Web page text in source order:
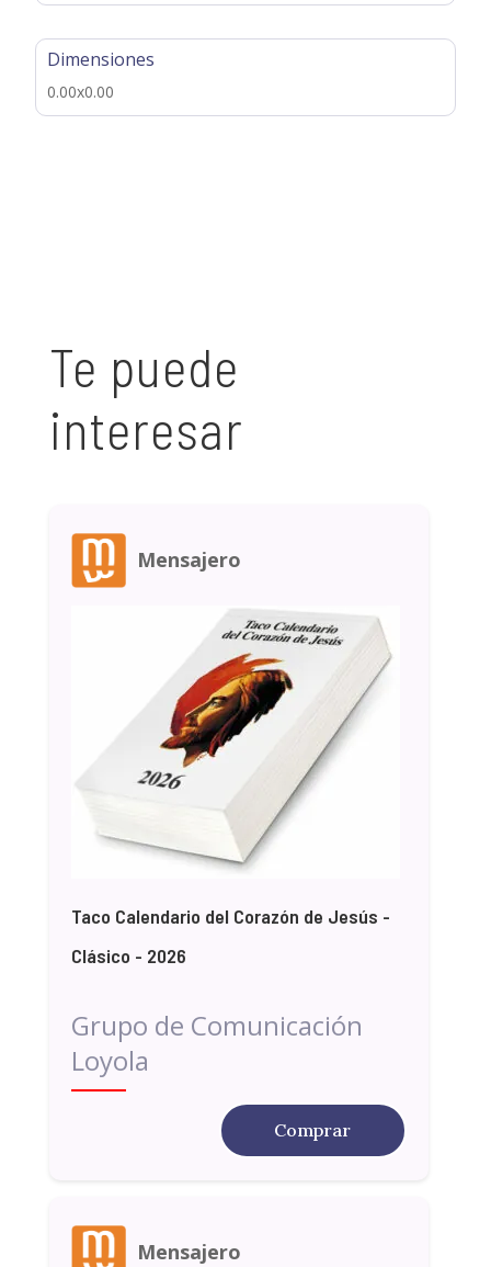
Dimensiones
0.00x0.00
Te puede
interesar
Mensajero
Taco Calendario del Corazón de Jesús -
Clásico - 2026
Grupo de Comunicación
Loyola
Comprar
Mensajero